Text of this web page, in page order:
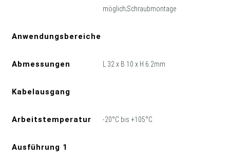
möglich;Schraubmontage
Anwendungsbereiche
Abmessungen L 32 x B 10 x H 6.2mm
Kabelausgang
Arbeitstemperatur -20°C bis +105°C
Ausführung 1